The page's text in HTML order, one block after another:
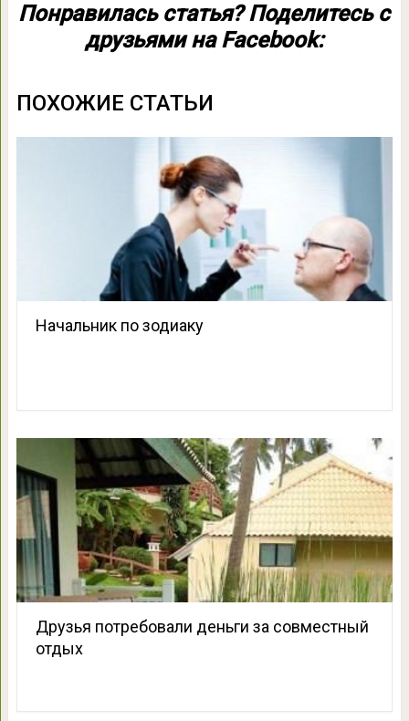
Понравилась статья? Поделитесь с
друзьями на Facebook:
ПОХОЖИЕ СТАТЬИ
Начальник по зодиаку
Друзья потребовали деньги за совместный
отдых